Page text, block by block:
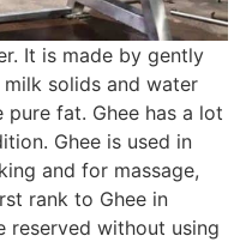
It is made by gently
solids and water
fat. Ghee has a lot
Ghee is used in
and for massage,
rank to Ghee in
reserved without using